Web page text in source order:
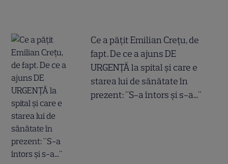
Ce a pățit Emilian Crețu, de
fapt. De ce a ajuns DE
URGENȚĂ la spital și care e
starea lui de sănătate în
prezent: "S-a întors și s-a..."